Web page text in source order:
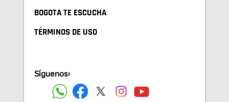
BOGOTA TE ESCUCHA
TÉRMINOS DE USO
Síguenos: